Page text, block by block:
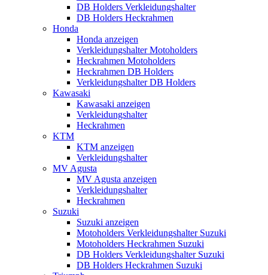
DB Holders Verkleidungshalter
DB Holders Heckrahmen
Honda
Honda anzeigen
Verkleidungshalter Motoholders
Heckrahmen Motoholders
Heckrahmen DB Holders
Verkleidungshalter DB Holders
Kawasaki
Kawasaki anzeigen
Verkleidungshalter
Heckrahmen
KTM
KTM anzeigen
Verkleidungshalter
MV Agusta
MV Agusta anzeigen
Verkleidungshalter
Heckrahmen
Suzuki
Suzuki anzeigen
Motoholders Verkleidungshalter Suzuki
Motoholders Heckrahmen Suzuki
DB Holders Verkleidungshalter Suzuki
DB Holders Heckrahmen Suzuki